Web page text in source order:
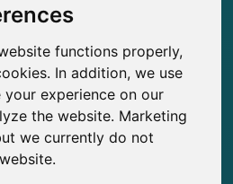
functions properly,
In addition, we use
experience on our
the website. Marketing
we currently do not
11
in precedenza su
0
pubblicati su SurveyCircle
72
Scopri la ricerca
FAQ
Registrati gratis
Accedi